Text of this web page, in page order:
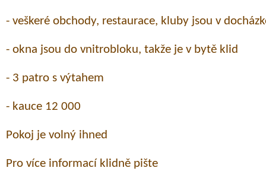
- veškeré obchody, restaurace, kluby jsou v
- okna jsou do vnitrobloku, takže je v bytě klid
- 3 patro s výtahem
- kauce 12 000
Pokoj je volný ihned
Pro více informací klidně pište